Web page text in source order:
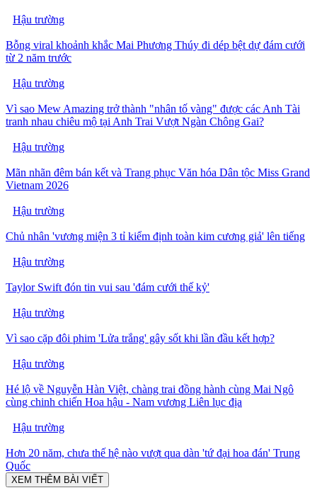
Hậu trường
Bỗng viral khoảnh khắc Mai Phương Thúy đi dép bệt dự đám cưới
từ 2 năm trước
Hậu trường
Vì sao Mew Amazing trở thành "nhân tố vàng" được các Anh Tài
tranh nhau chiêu mộ tại Anh Trai Vượt Ngàn Chông Gai?
Hậu trường
Mãn nhãn đêm bán kết và Trang phục Văn hóa Dân tộc Miss Grand
Vietnam 2026
Hậu trường
Chủ nhân 'vương miện 3 tỉ kiểm định toàn kim cương giả' lên tiếng
Hậu trường
Taylor Swift đón tin vui sau 'đám cưới thế kỷ'
Hậu trường
Vì sao cặp đôi phim 'Lửa trắng' gây sốt khi lần đầu kết hợp?
Hậu trường
Hé lộ về Nguyễn Hàn Việt, chàng trai đồng hành cùng Mai Ngô
cùng chinh chiến Hoa hậu - Nam vương Liên lục địa
Hậu trường
Hơn 20 năm, chưa thế hệ nào vượt qua dàn 'tứ đại hoa đán' Trung
Quốc
XEM THÊM BÀI VIẾT